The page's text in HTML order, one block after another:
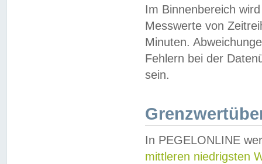
Im Binnenbereich
Messwerte von
Minuten.
Fehlern bei der
sein.
In PEGELONLINE
mittleren niedrigsten